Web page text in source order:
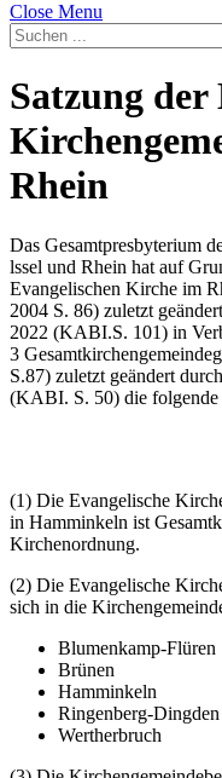
Close Menu
Satzung der
Rhein
Das Gesamtpresbyterium
lssel und Rhein hat auf
Evangelischen Kirche im
2004 S. 86) zuletzt
2022 (KABI.S. 101) in
3
S.87) zuletzt geändert
(KABI. S. 50) die folgende
(1) Die Evangelische
in Hamminkeln ist
Kirchenordnung.
(2) Die Evangelische
sich in die
Blumenkamp-Flüren
Brünen
Hamminkeln
Ringenberg-Dingden
Wertherbruch